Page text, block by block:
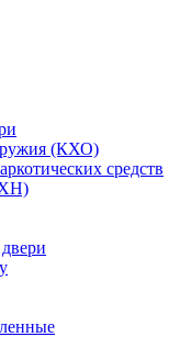
(КХО)
средств